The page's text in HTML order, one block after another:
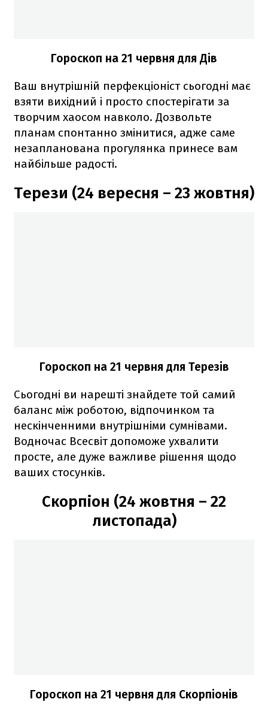
Гороскоп на 21 червня для Дів
Ваш внутрішній перфекціоніст сьогодні має
взяти вихідний і просто спостерігати за
творчим хаосом навколо. Дозвольте
планам спонтанно змінитися, адже саме
незапланована прогулянка принесе вам
найбільше радості.
Терези (24 вересня – 23 жовтня)
Гороскоп на 21 червня для Терезів
Сьогодні ви нарешті знайдете той самий
баланс між роботою, відпочинком та
нескінченними внутрішніми сумнівами.
Водночас Всесвіт допоможе ухвалити
просте, але дуже важливе рішення щодо
ваших стосунків.
Скорпіон (24 жовтня – 22
листопада)
Гороскоп на 21 червня для Скорпіонів